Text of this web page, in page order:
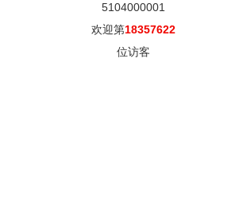
5104000001
欢迎第18357622
位访客